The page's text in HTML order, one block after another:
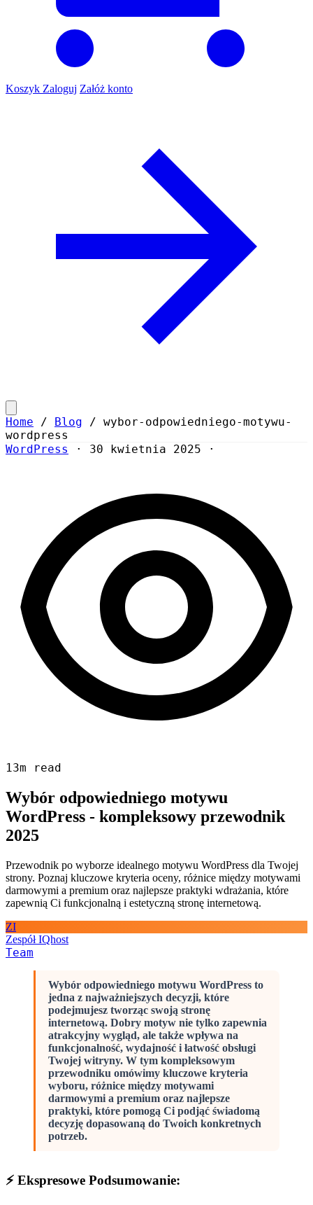
Koszyk Zaloguj Załóż konto
Home / Blog / wybor-odpowiedniego-motywu-
wordpress
WordPress
· 30 kwietnia 2025 ·
13m read
Wybór odpowiedniego motywu
WordPress - kompleksowy przewodnik
2025
Przewodnik po wyborze idealnego motywu WordPress dla Twojej
strony. Poznaj kluczowe kryteria oceny, różnice między motywami
darmowymi a premium oraz najlepsze praktyki wdrażania, które
zapewnią Ci funkcjonalną i estetyczną stronę internetową.
ZI
Zespół IQhost
Team
Wybór odpowiedniego motywu WordPress to
jedna z najważniejszych decyzji, które
podejmujesz tworząc swoją stronę
internetową. Dobry motyw nie tylko zapewnia
atrakcyjny wygląd, ale także wpływa na
funkcjonalność, wydajność i łatwość obsługi
Twojej witryny. W tym kompleksowym
przewodniku omówimy kluczowe kryteria
wyboru, różnice między motywami
darmowymi a premium oraz najlepsze
praktyki, które pomogą Ci podjąć świadomą
decyzję dopasowaną do Twoich konkretnych
potrzeb.
⚡ Ekspresowe Podsumowanie: